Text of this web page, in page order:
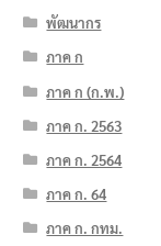
พัฒนากร
ภาค ก
ภาค ก (ก.พ.)
ภาค ก. 2563
ภาค ก. 2564
ภาค ก. 64
ภาค ก. กทม.